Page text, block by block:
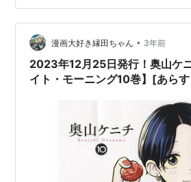
漫画大好き縁田ちゃん • 3年前
2023年12月25日発行！奥山ケ
イト・モーニング10巻】[あら